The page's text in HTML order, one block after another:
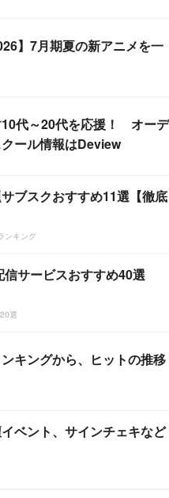
】7月期夏の新アニメを一
代～20代を応援！ オーデ
ール情報はDeview
ブスクおすすめ11選【徹底
ンキング
サービスおすすめ40選
選
キングから、ヒットの推移
ベント、サインチェキなど